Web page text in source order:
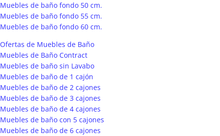
Muebles de baño fondo 50 cm.
Muebles de baño fondo 55 cm.
Muebles de baño fondo 60 cm.
Ofertas de Muebles de Baño
Muebles de Baño Contract
Muebles de baño sin Lavabo
Muebles de baño de 1 cajón
Muebles de baño de 2 cajones
Muebles de baño de 3 cajones
Muebles de baño de 4 cajones
Muebles de baño con 5 cajones
Muebles de baño de 6 cajones